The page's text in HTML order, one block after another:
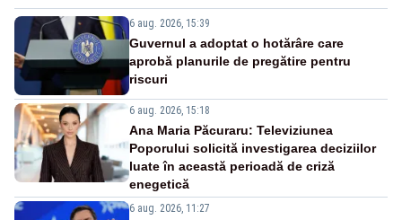
6 aug. 2026, 15:39
Guvernul a adoptat o hotărâre care
aprobă planurile de pregătire pentru
riscuri
6 aug. 2026, 15:18
Ana Maria Păcuraru: Televiziunea
Poporului solicită investigarea deciziilor
luate în această perioadă de criză
enegetică
6 aug. 2026, 11:27